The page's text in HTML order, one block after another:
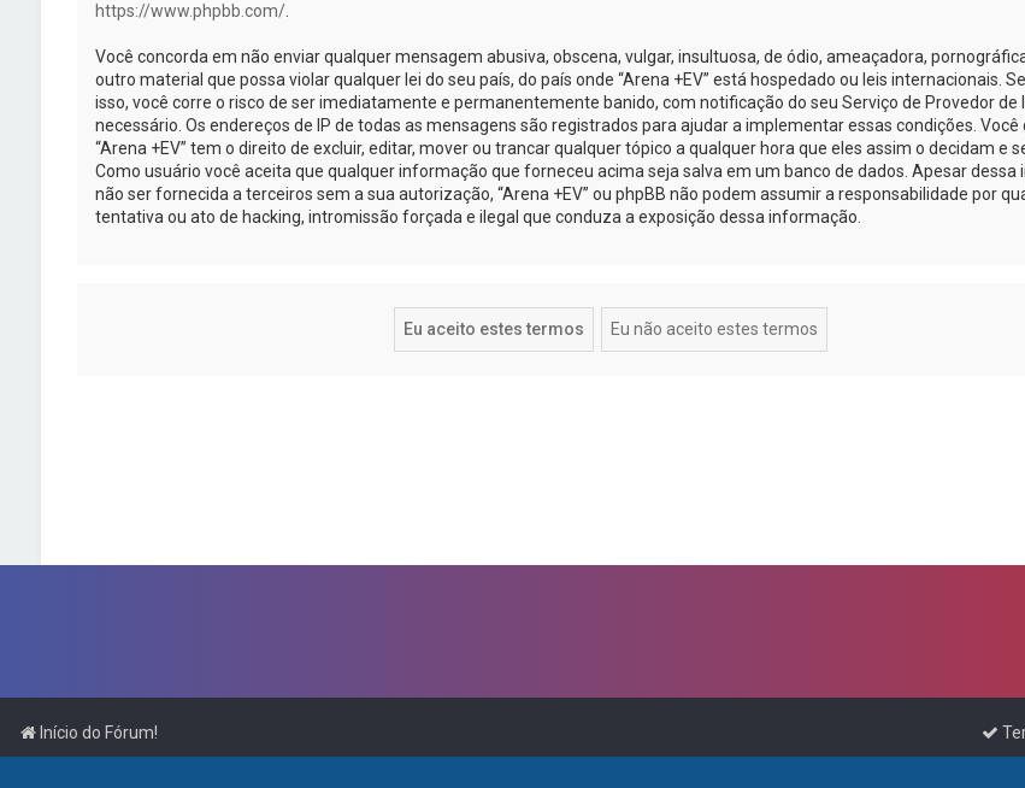
https://www.phpbb.com/.
Você concorda em não enviar qualquer mensagem abusiva, obscena, vulgar, insultuosa, de ódio, ameaçadora,
outro material que possa violar qualquer lei do seu país, do país onde “Arena +EV” está hospedado ou leis internacionais.
isso, você corre o risco de ser imediatamente e permanentemente banido, com notificação do seu Serviço de Provedor de
necessário. Os endereços de IP de todas as mensagens são registrados para ajudar a implementar essas condições. Você
“Arena +EV” tem o direito de excluir, editar, mover ou trancar qualquer tópico a qualquer hora que eles assim o decidam e
Como usuário você aceita que qualquer informação que forneceu acima seja salva em um banco de dados. Apesar dessa
não ser fornecida a terceiros sem a sua autorização, “Arena +EV” ou phpBB não podem assumir a responsabilidade por
tentativa ou ato de hacking, intromissão forçada e ilegal que conduza a exposição dessa informação.
Início do Fórum!